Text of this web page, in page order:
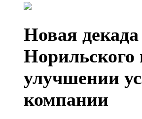
Новая
улучшении
компании